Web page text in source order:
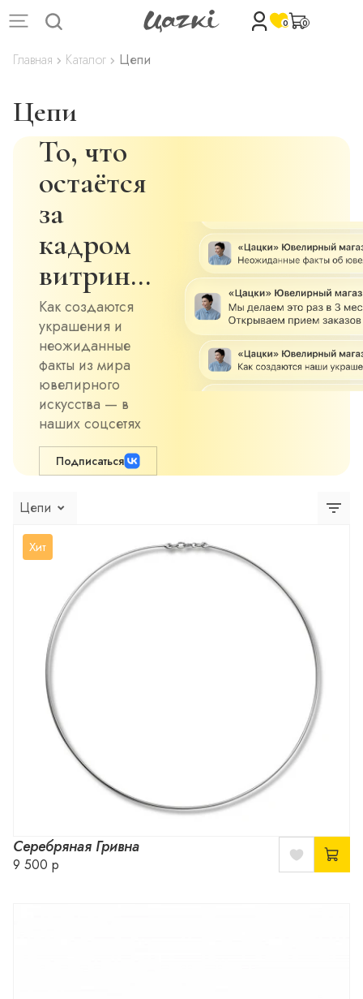
0 0
Главная Каталог Цепи
Цепи
То, что
остаётся
за
кадром
витрин…
Как создаются
украшения и
неожиданные
факты из мира
ювелирного
искусства — в
наших соцсетях
Подписаться
Цепи
Хит
Серебряная Гривна
9 500 р